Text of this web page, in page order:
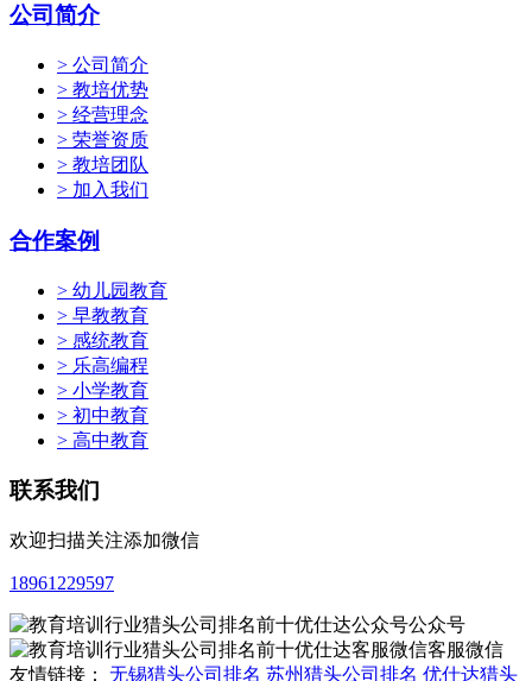
公司简介
> 公司简介
> 教培优势
> 经营理念
> 荣誉资质
> 教培团队
> 加入我们
合作案例
> 幼儿园教育
> 早教教育
> 感统教育
> 乐高编程
> 小学教育
> 初中教育
> 高中教育
联系我们
欢迎扫描关注添加微信
18961229597
公众号
客服微信
友情链接： 无锡猎头公司排名 苏州猎头公司排名 优仕达猎头